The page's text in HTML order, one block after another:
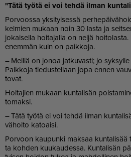
"Tätä työ­tä ei voi teh­dä il­man
Por­voos­sa yk­si­tyi­ses­sä
kel­mien mu­kaan noin 30 las­ta ja
jo­kai­sel­la hoi­ta­jal­la on nel­jä
enem­män kuin on paik­ko­ja.
– Meil­lä on jo­noa jat­ku­vas­ti; jo
Paik­ko­ja tie­dus­tel­laan jopa en­nen
to­vat.
Hoi­ta­jien mu­kaan kun­ta­li­sän
to­mak­si.
– Tätä työ­tä ei voi teh­dä il­man
vä­hoi­to ka­to­ai­si.
Por­voon kau­pun­ki mak­saa kun­ta­li­sää
ta koh­den kuu­kau­des­sa. Kun­ta­li­sän